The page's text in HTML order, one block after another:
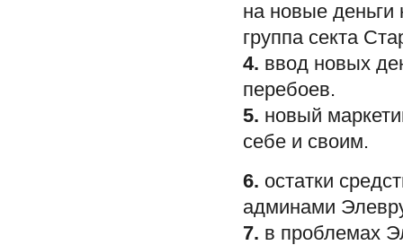
на новые деньги
группа секта
4. ввод новых
перебоев.
5. новый
себе и своим.
6. остатки
админами
7. в проблемах